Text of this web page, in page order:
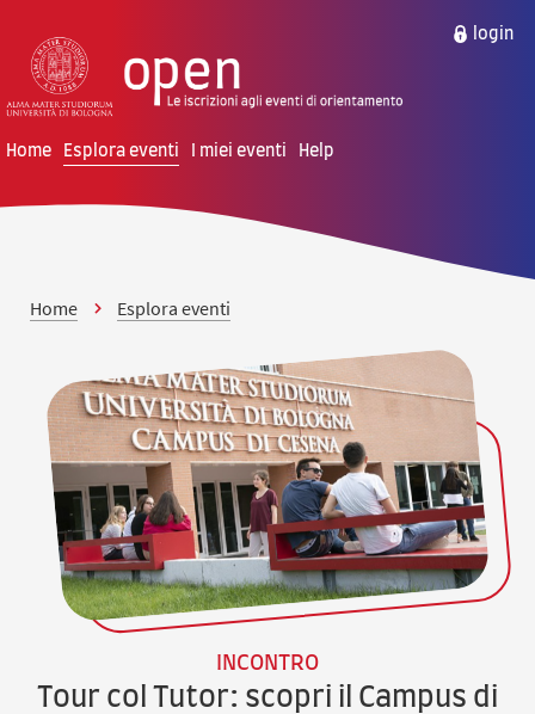
login
Home Esplora eventi I miei eventi Help
Home Esplora eventi
INCONTRO
Tour col Tutor: scopri il Campus di